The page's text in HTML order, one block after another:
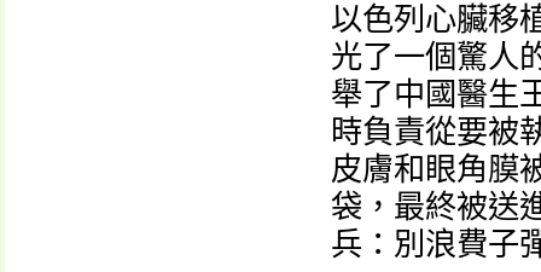
以色列心臟移
光了一個驚人
舉了中國醫生
時負責從要被
皮膚和眼角膜
袋，最終被送
兵：別浪費子